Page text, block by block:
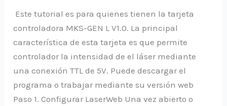
Este tutorial es para quienes tienen la tarjeta
controladora MKS-GEN L V1.0. La principal
característica de esta tarjeta es que permite
controlador la intensidad de el láser mediante
una conexión TTL de 5V. Puede descargar el
programa o trabajar mediante su versión web
Paso 1. Configurar LaserWeb Una vez abierto o